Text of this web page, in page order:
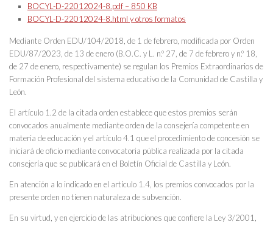
BOCYL-D-22012024-8.pdf – 850 KB
BOCYL-D-22012024-8.html y otros formatos
Mediante Orden EDU/104/2018, de 1 de febrero, modificada por Orden
EDU/87/2023, de 13 de enero (B.O.C. y L. n.º 27, de 7 de febrero y n.º 18,
de 27 de enero, respectivamente) se regulan los Premios Extraordinarios de
Formación Profesional del sistema educativo de la Comunidad de Castilla y
León.
El artículo 1.2 de la citada orden establece que estos premios serán
convocados anualmente mediante orden de la consejería competente en
materia de educación y el artículo 4.1 que el procedimiento de concesión se
iniciará de oficio mediante convocatoria pública realizada por la citada
consejería que se publicará en el Boletín Oficial de Castilla y León.
En atención a lo indicado en el artículo 1.4, los premios convocados por la
presente orden no tienen naturaleza de subvención.
En su virtud, y en ejercicio de las atribuciones que confiere la Ley 3/2001,